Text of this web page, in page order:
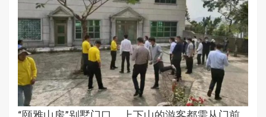
“颐雅山房”别墅门口，上下山的游客都需从门前